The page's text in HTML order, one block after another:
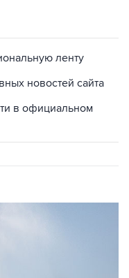
ленту
новостей сайта
в официальном